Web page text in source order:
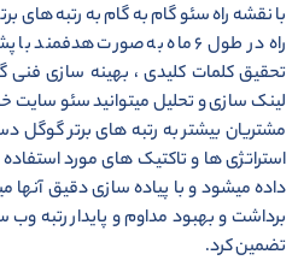
با نقشه راه سئو گام به گام به رتبه های
راه در طول ۶ ماه به صورت
تحقیق کلمات کلیدی ، بهینه سازی فنی
لینک سازی و تحلیل میتوانید سئو سایت
مشتریان بیشتر به رتبه های برتر گوگل
استراتژی ها و تاکتیک های مورد
داده میشود و با پیاده سازی دقیق
برداشت و بهبود مداوم و پایدار رتبه
تضمین کرد.